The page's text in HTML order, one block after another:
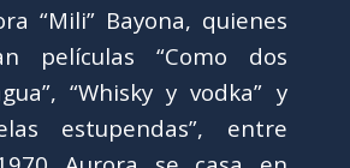
“Mili” Bayona, quienes
películas “Como dos
“Whisky y vodka” y
estupendas”, entre